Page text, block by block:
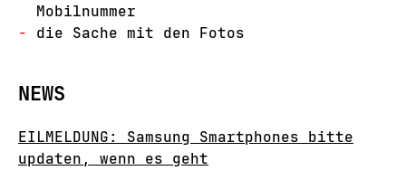
Mobilnummer
die Sache mit den Fotos
NEWS
EILMELDUNG: Samsung Smartphones bitte
updaten, wenn es geht